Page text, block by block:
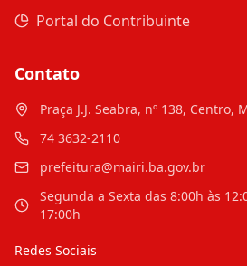
Portal do Contribuinte
Contato
Praça J.J. Seabra, nº 138, Centro,
74 3632-2110
prefeitura@mairi.ba.gov.br
Segunda a Sexta das 8:00h às
17:00h
Redes Sociais